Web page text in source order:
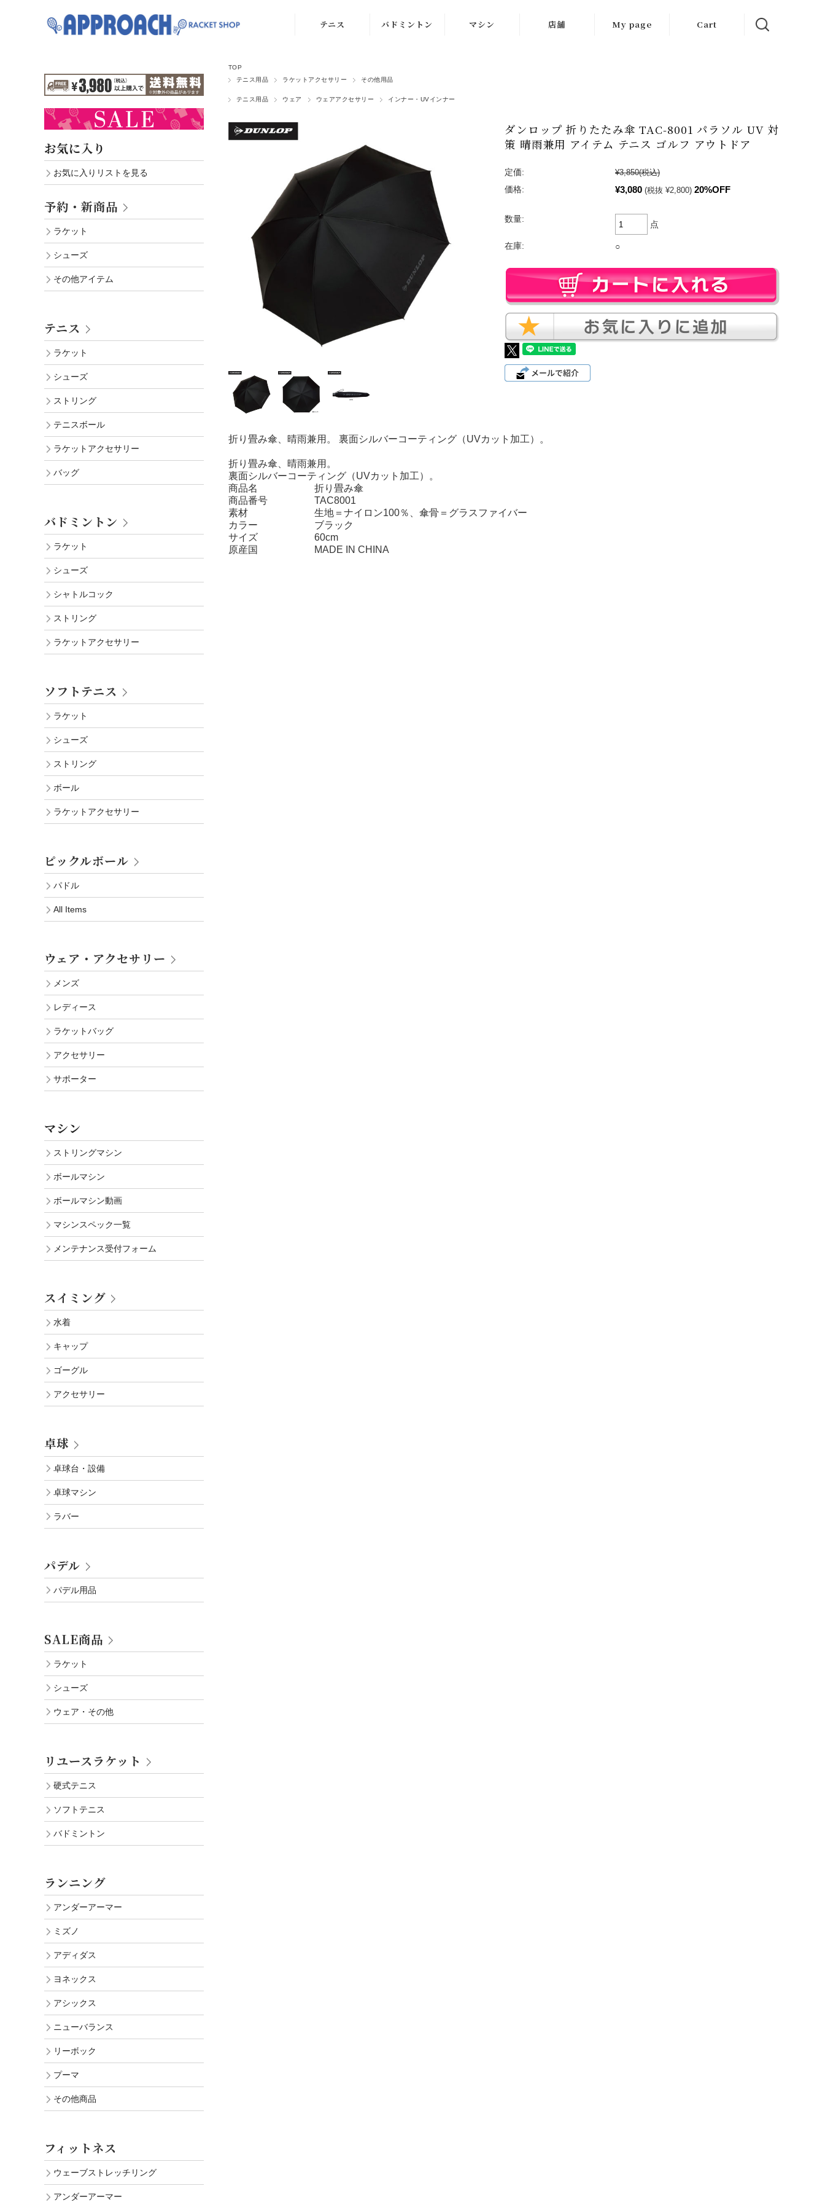
テニス
シューズ
ウェア
バッグ
バドミントン
シューズ
ウェア
マシン
修理メンテナンス
店舗 My page Cart
TOP
テニス用品
ラケットアクセサリー その他用品
テニス用品 ウェア ウェアアクセサリー インナー・UVインナー
ダンロップ 折りたたみ傘 TAC-8001 パラソル UV 対
策 晴雨兼用 アイテム テニス ゴルフ アウトドア
定価: ¥3,850(税込)
価格:
¥3,080 (税抜 ¥2,800) 20%OFF
数量:
点
在庫: ○
折り畳み傘、晴雨兼用。 裏面シルバーコーティング（UVカット加工）。
折り畳み傘、晴雨兼用。
裏面シルバーコーティング（UVカット加工）。
商品名
折り畳み傘
商品番号
TAC8001
素材
生地＝ナイロン100％、傘骨＝グラスファイバー
カラー
ブラック
サイズ
60cm
原産国
MADE IN CHINA
お気に入り
お気に入りリストを見る
予約・新商品
ラケット
シューズ
その他アイテム
テニス
ラケット
シューズ
ストリング
テニスボール
ラケットアクセサリー
バッグ
バドミントン
ラケット
シューズ
シャトルコック
ストリング
ラケットアクセサリー
ソフトテニス
ラケット
シューズ
ストリング
ボール
ラケットアクセサリー
ピックルボール
パドル
All Items
ウェア・アクセサリー
メンズ
レディース
ラケットバッグ
アクセサリー
サポーター
マシン
ストリングマシン
ボールマシン
ボールマシン動画
マシンスペック一覧
メンテナンス受付フォーム
スイミング
水着
キャップ
ゴーグル
アクセサリー
卓球
卓球台・設備
卓球マシン
ラバー
パデル
パデル用品
SALE商品
ラケット
シューズ
ウェア・その他
リユースラケット
硬式テニス
ソフトテニス
バドミントン
ランニング
アンダーアーマー
ミズノ
アディダス
ヨネックス
アシックス
ニューバランス
リーボック
プーマ
その他商品
フィットネス
ウェーブストレッチリング
アンダーアーマー